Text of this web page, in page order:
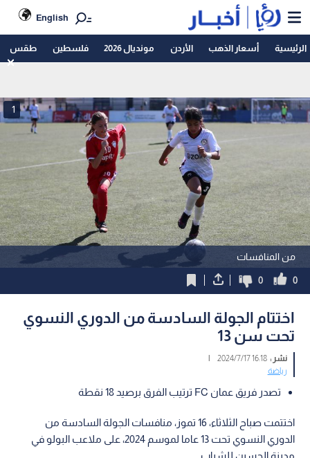
English
الرئيسية أسعار الذهب الأردن مونديال 2026 فلسطين طقس
من المنافسات
1
0
0
اختتام الجولة السادسة من الدوري النسوي
تحت سن 13
نشر :16:18 2024/7/17
|
رياضة
تصدر فريق عمان FC ترتيب الفرق برصيد 18 نقطة
اختتمت صباح الثلاثاء، 16 تموز، منافسات الجولة السادسة من
الدوري النسوي تحت 13 عاما لموسم 2024، على ملاعب البولو في
مدينة الحسين للشباب.